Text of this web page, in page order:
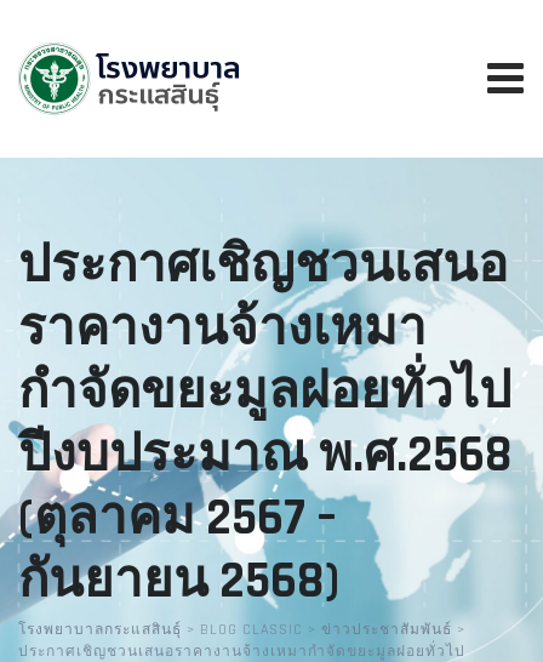
ประกาศเชิญชวนเสนอ
ราคางานจ้างเหมา
กำจัดขยะมูลฝอยทั่วไป
ปีงบประมาณ พ.ศ.2568
(ตุลาคม 2567 –
กันยายน 2568)
โรงพยาบาลกระแสสินธุ์ > BLOG CLASSIC > ข่าวประชาสัมพันธ์ >
ประกาศเชิญชวนเสนอราคางานจ้างเหมากำจัดขยะมูลฝอยทั่วไป